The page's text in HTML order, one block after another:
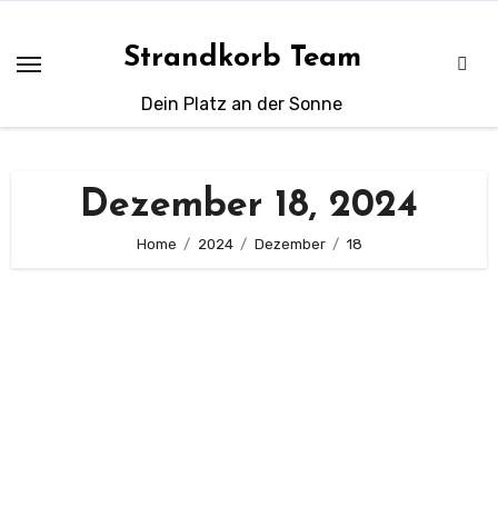
springen
Strandkorb Team
Dein Platz an der Sonne
Dezember 18, 2024
Home 2024 Dezember 18